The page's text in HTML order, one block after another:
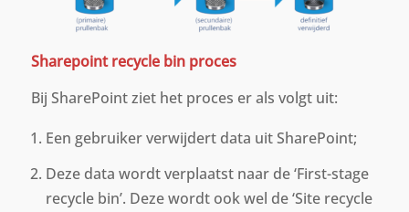
Sharepoint recycle bin proces
Bij SharePoint ziet het proces er als volgt uit:
Een gebruiker verwijdert data uit SharePoint;
Deze data wordt verplaatst naar de ‘First-stage
recycle bin’. Deze wordt ook wel de ‘Site recycle